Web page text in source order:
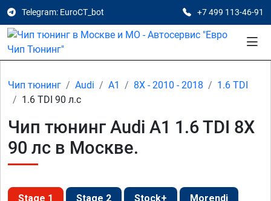
Telegram: EuroCT_bot +7 499 113-46-91
Чип тюнинг Audi A1 8X - 2010 - 2018
1.6 TDI
1.6 TDI 90 л.с
Чип тюнинг Audi A1 1.6 TDI 8X
90 лс в Москве.
Stage 1 Stage 2 Stock+ Morendi